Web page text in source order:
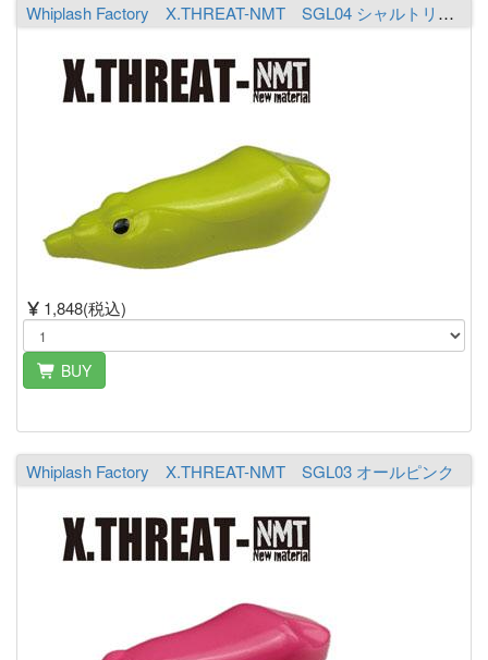
Whiplash Factory X.THREAT-NMT SGL04 シャルトリューズ
1,848(税込)
BUY
Whiplash Factory X.THREAT-NMT SGL03 オールピンク